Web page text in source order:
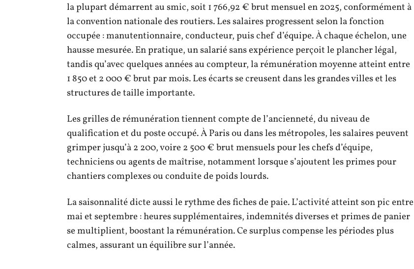
la plupart démarrent au smic, soit 1 766,92 € brut mensuel en 2025, conformément à
la convention nationale des routiers. Les salaires progressent selon la fonction
occupée : manutentionnaire, conducteur, puis chef d’équipe. À chaque échelon, une
hausse mesurée. En pratique, un salarié sans expérience perçoit le plancher légal,
tandis qu’avec quelques années au compteur, la rémunération moyenne atteint entre
1 850 et 2 000 € brut par mois. Les écarts se creusent dans les grandes villes et les
structures de taille importante.
Les grilles de rémunération tiennent compte de l’ancienneté, du niveau de
qualification et du poste occupé. À Paris ou dans les métropoles, les salaires peuvent
grimper jusqu’à 2 200, voire 2 500 € brut mensuels pour les chefs d’équipe,
techniciens ou agents de maîtrise, notamment lorsque s’ajoutent les primes pour
chantiers complexes ou conduite de poids lourds.
La saisonnalité dicte aussi le rythme des fiches de paie. L’activité atteint son pic entre
mai et septembre : heures supplémentaires, indemnités diverses et primes de panier
se multiplient, boostant la rémunération. Ce surplus compense les périodes plus
calmes, assurant un équilibre sur l’année.